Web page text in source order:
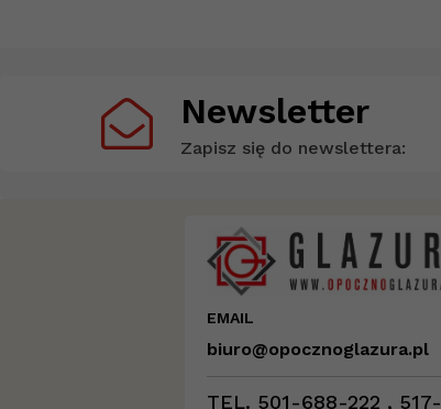
Newsletter
Zapisz się do newslettera:
EMAIL
biuro@opocznoglazura.pl
TEL. 501-688-222 , 517-